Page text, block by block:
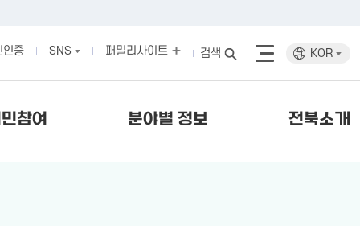
참여 분야별 정보 전북소개
인증 SNS 패밀리사이트 검색 KOR